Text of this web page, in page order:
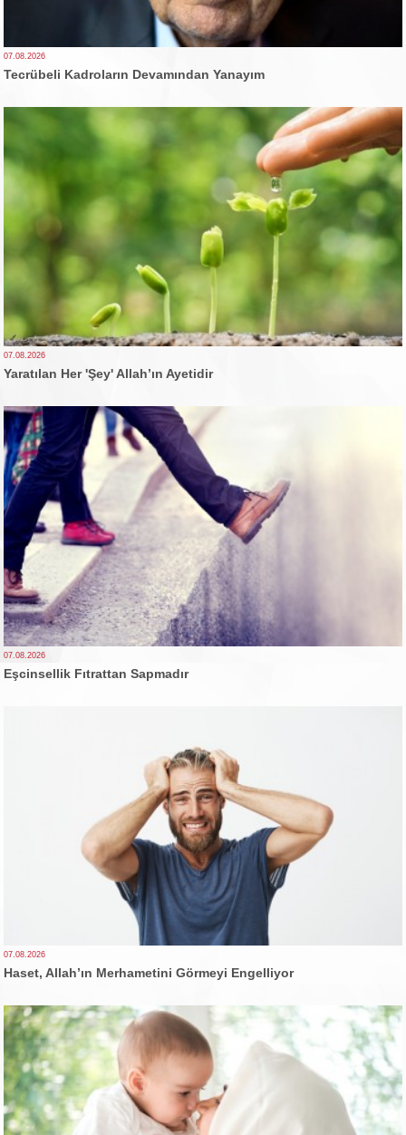
07.08.2026
Tecrübeli Kadroların Devamından Yanayım
07.08.2026
Yaratılan Her 'Şey' Allah’ın Ayetidir
07.08.2026
Eşcinsellik Fıtrattan Sapmadır
07.08.2026
Haset, Allah’ın Merhametini Görmeyi Engelliyor